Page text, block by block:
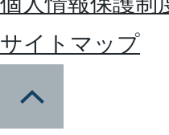
サイトマップ